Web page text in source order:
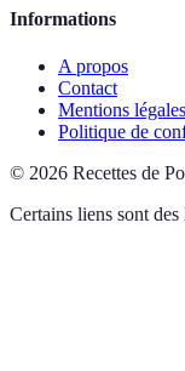
Informations
A propos
Contact
Mentions légales
Politique de
© 2026 Recettes de
Certains liens sont